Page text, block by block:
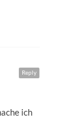
Reply
ich